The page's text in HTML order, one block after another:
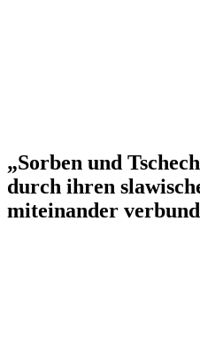
„Sorben und
durch ihren
miteinander